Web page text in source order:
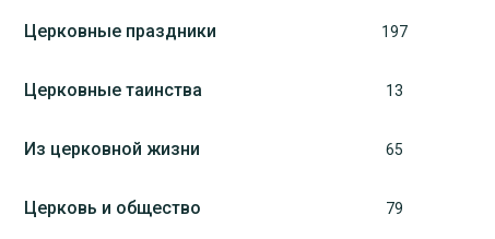
Церковные праздники 197
Церковные таинства 13
Из церковной жизни 65
Церковь и общество 79